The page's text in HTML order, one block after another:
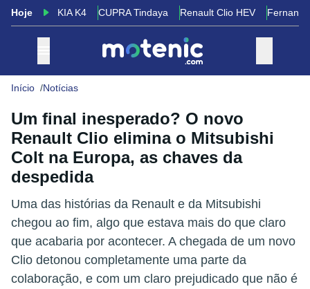
Hoje KIA K4 CUPRA Tindaya Renault Clio HEV
Início Notícias
Um final inesperado? O novo
Renault Clio elimina o Mitsubishi
Colt na Europa, as chaves da
despedida
Uma das histórias da Renault e da Mitsubishi
chegou ao fim, algo que estava mais do que claro
que acabaria por acontecer. A chegada de um novo
Clio detonou completamente uma parte da
colaboração, e com um claro prejudicado que não é